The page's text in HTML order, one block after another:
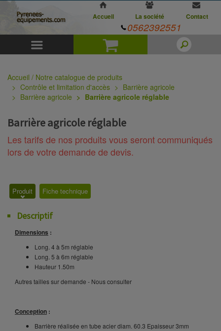
Panier
Accueil La société Contact
0562392551
Accueil / Notre catalogue de produits
Contrôle et limitation d'accès
Barrière agricole
Barrière agricole
Barrière agricole réglable
Barrière agricole réglable
Les tarifs de nos produits vous seront communiqués
lors de votre demande de devis.
Produit Fiche technique
Descriptif
Dimensions :
Long. 4 à 5m réglable
Long. 5 à 6m réglable
Hauteur 1.50m
Autres tailles sur demande - Nous consulter
Conception :
Barrière réalisée en tube acier diam. 60.3 Epaisseur 3mm